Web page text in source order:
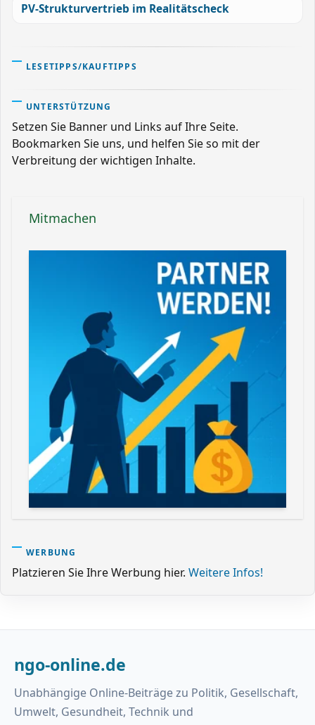
PV-Strukturvertrieb im Realitätscheck
LESETIPPS/KAUFTIPPS
UNTERSTÜTZUNG
Setzen Sie Banner und Links auf Ihre Seite.
Bookmarken Sie uns, und helfen Sie so mit der
Verbreitung der wichtigen Inhalte.
Mitmachen
WERBUNG
Platzieren Sie Ihre Werbung hier. Weitere Infos!
ngo-online.de
Unabhängige Online-Beiträge zu Politik, Gesellschaft,
Umwelt, Gesundheit, Technik und